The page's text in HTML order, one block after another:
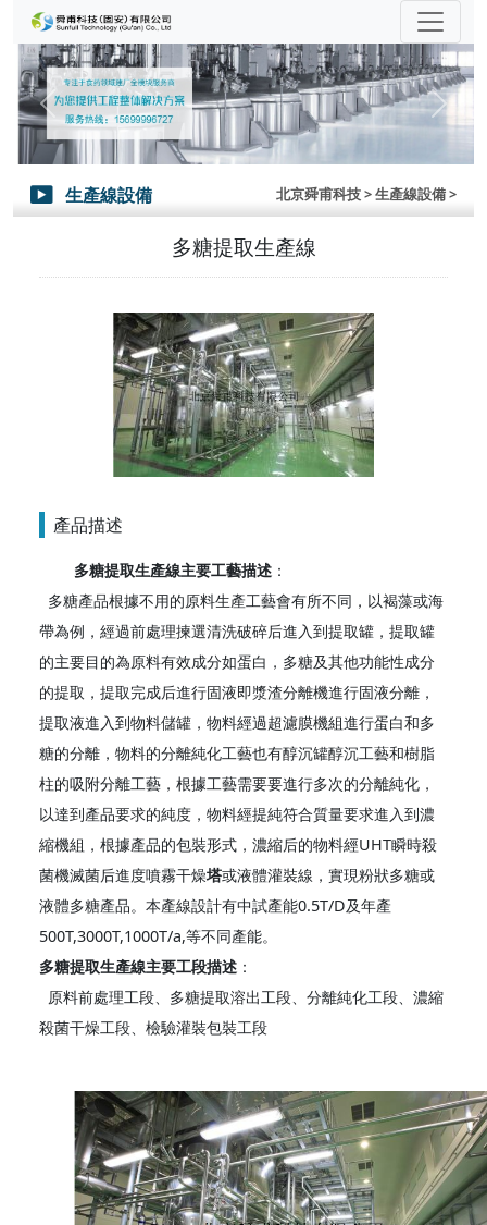
Previous Next
 生產線設備 北京舜甫科技> 生產線設備 >
多糖提取生產線
產品描述
多糖提取生產線主要工藝描述 ：
多糖產品根據不用的原料生產工藝會有所不同，以褐藻或海
帶為例，經過前處理揀選清洗破碎后進入到提取罐，提取罐
的主要目的為原料有效成分如蛋白，多糖及其他功能性成分
的提取，提取完成后進行固液即漿渣分離機進行固液分離，
提取液進入到物料儲罐，物料經過超濾膜機組進行蛋白和多
糖的分離，物料的分離純化工藝也有醇沉罐醇沉工藝和樹脂
柱的吸附分離工藝，根據工藝需要要進行多次的分離純化，
以達到產品要求的純度，物料經提純符合質量要求進入到濃
縮機組，根據產品的包裝形式，濃縮后的物料經UHT瞬時殺
菌機滅菌后進度噴霧干燥塔或液體灌裝線，實現粉狀多糖或
液體多糖產品。本產線設計有中試產能0.5T/D及年產
500T,3000T,1000T/a,等不同產能。
多糖提取生產線主要工段描述 ：
原料前處理工段、多糖提取溶出工段、分離純化工段、濃縮
殺菌干燥工段、檢驗灌裝包裝工段